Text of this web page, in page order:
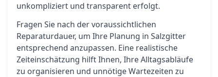
unkompliziert und transparent erfolgt.
Fragen Sie nach der voraussichtlichen
Reparaturdauer, um Ihre Planung in Salzgitter
entsprechend anzupassen. Eine realistische
Zeiteinschätzung hilft Ihnen, Ihre Alltagsabläufe
zu organisieren und unnötige Wartezeiten zu